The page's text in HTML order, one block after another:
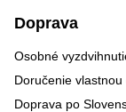
Doprava
Osobné
Doručenie
Doprava po